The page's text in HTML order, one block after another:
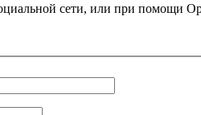
сети, или при помощи